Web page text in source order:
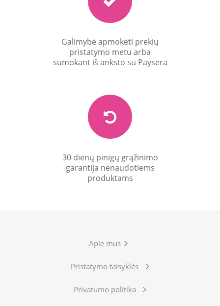
Galimybė apmokėti prekių
pristatymo metu arba
sumokant iš anksto su Paysera
30 dienų pinigų grąžinimo
garantija nenaudotiems
produktams
Apie mus
Pristatymo taisyklės
Privatumo politika